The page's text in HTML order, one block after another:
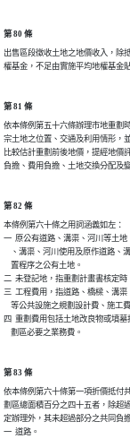
第 80 條
出售區段徵收土地之地價收入，除
權基金，不足由實施平均地權基金
第 81 條
依本條例第五十六條辦理市地重劃
宗土地之位置、交通及利用情形，
比較估計重劃前後地價，提經地價
第 82 條
本條例第六十條之用詞涵義如左：
一  原公有道路、溝渠、河川等土
、溝渠、河川使用及原作道路
    置程序之公有土地。
二  未登記地，指重劃計畫書核定
三  工程費用，指道路、橋樑、溝
等公共設施之規劃設計費、施工
四  重劃費用包括土地改良物或墳
    劃區必要之業務費。
第 83 條
依本條例第六十條第一項折價抵付
劃區總面積百分之四十五者，除超
定辦理外，其未超過部分之共同負
一  道路。